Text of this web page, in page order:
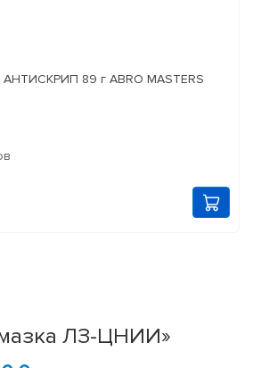
89 г ABRO MASTERS
ЛЗ-ЦНИИ»